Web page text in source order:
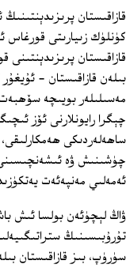
قازاقىستان
كۈنلۈك زىيارىتى قورغاس
قازاقىستان پرىزىدېنتىنى
بىلەن قازاقىستان -
مەسىلىلەر بويىچە سۆھبەت
چېگرا رايونلارنى ئۆز
ساھەلەردىكى
چۈشىنىش ۋە
ئەمەلىي مەنپەئەت
ۋاڭ لېچۈئەن بولسا ئىش
تۇرۇبىسىنىڭ
سۈرۈپ، بىز قازاقىستان